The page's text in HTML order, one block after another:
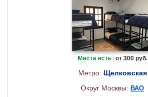
Места есть от 300 руб.
Метро: Щелковская
Округ Москвы: ВАО